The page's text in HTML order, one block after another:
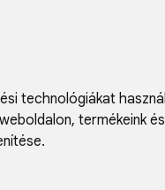
technológiákat
, termékeink
.